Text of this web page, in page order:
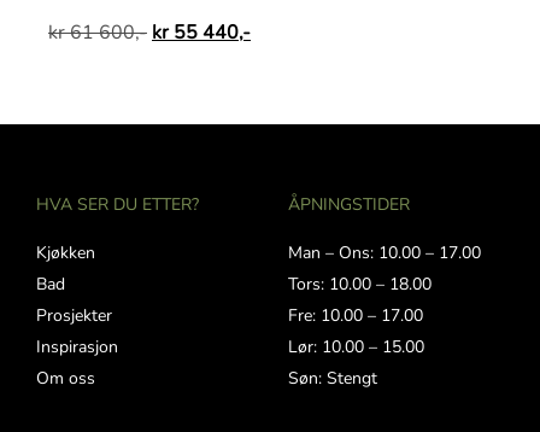
kr61 600,- kr55 440,-
HVA SER DU ETTER?
Kjøkken
Bad
Prosjekter
Inspirasjon
Om oss
ÅPNINGSTIDER
Man – Ons: 10.00 – 17.00
Tors: 10.00 – 18.00
Fre: 10.00 – 17.00
Lør: 10.00 – 15.00
Søn: Stengt